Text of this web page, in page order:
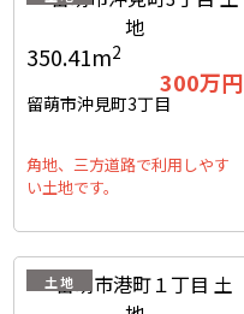
350.41m2
300万円
留萌市沖見町3丁目
角地、三方道路で利用しやす
い土地です。
土地